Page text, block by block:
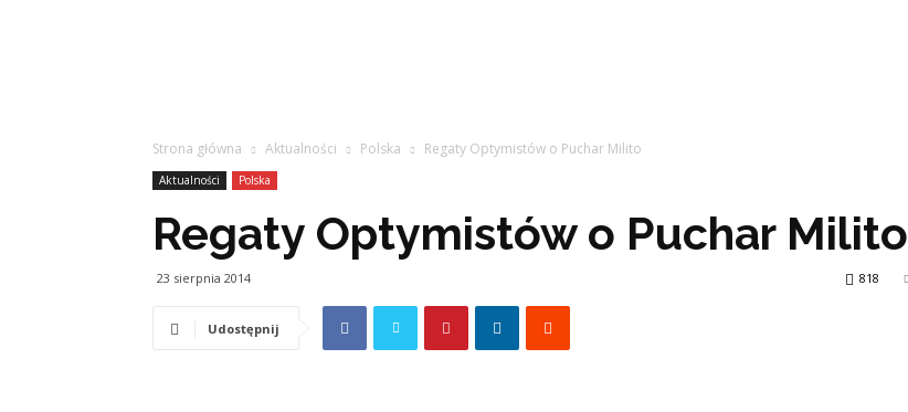
Strona główna Aktualności Polska Regaty Optymistów o Puchar Milito
Aktualności Polska
Regaty Optymistów o Puchar Milito
23 sierpnia 2014 818
Udostępnij